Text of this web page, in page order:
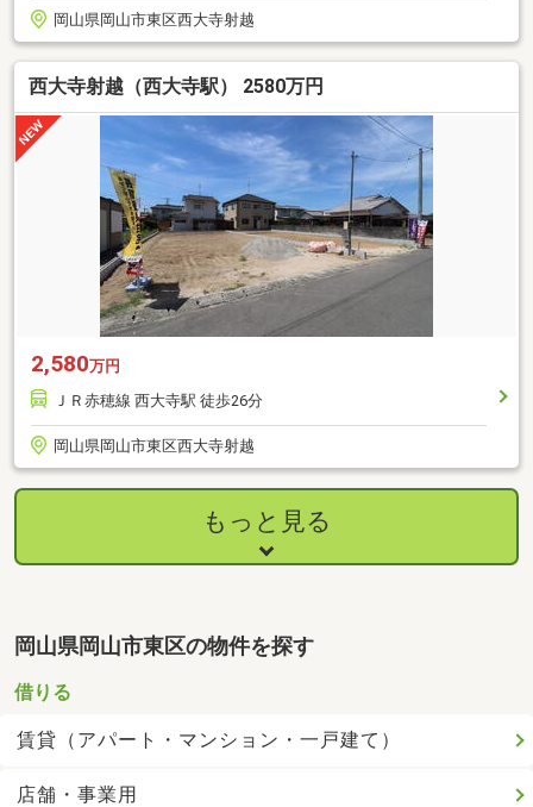
岡山県岡山市東区西大寺射越
西大寺射越（西大寺駅） 2580万円
2,580万円
ＪＲ赤穂線 西大寺駅 徒歩26分
岡山県岡山市東区西大寺射越
もっと見る
岡山県岡山市東区の物件を探す
借りる
賃貸（アパート・マンション・一戸建て）
店舗・事業用